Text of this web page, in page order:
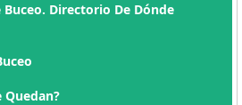
Buceo. Directorio De Dónde
Quedan?